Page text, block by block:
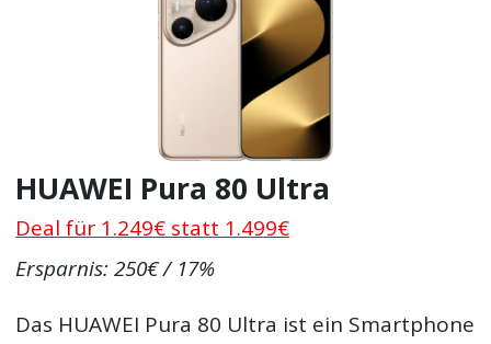
HUAWEI Pura 80 Ultra
Deal für 1.249€ statt 1.499€
Ersparnis: 250€ / 17%
Das HUAWEI Pura 80 Ultra ist ein Smartphone